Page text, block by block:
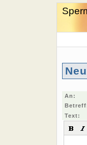
An:
Text: